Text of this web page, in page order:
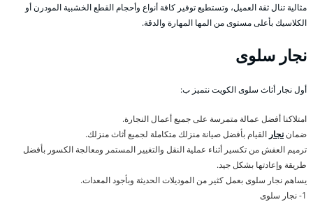
مثالية تنال ثقة العميل، وتستطيع توفير كافة أنواع وأحجام القطع الخشبية المودرن أو
الكلاسيك بأعلى مستوى من المها المهارة والدقة.
نجار سلوى
أول نجار أثاث سلوى الكويت نتميز ب:
امتلاكنا أفضل عمالة متمرسة على جميع أعمال النجارة.
ضمان نجار القيام بأفضل صيانة منزلك متكاملة لجميع أثاث منزلك.
ترميم العفش من تكسير أثناء عملية النقل والتغيير المستمر ومعالجة الكسور بأفضل
طريقة وإعادتها بشكل جيد.
يساهم نجار سلوى بعمل كثير من الموديلات الحديثة وبأجود المعدات.
1- نجار سلوى